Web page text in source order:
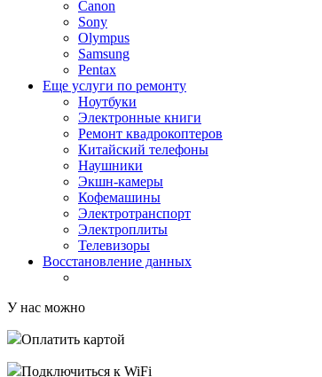
Canon
Sony
Olympus
Samsung
Pentax
Еще услуги по ремонту
Ноутбуки
Электронные книги
Ремонт квадрокоптеров
Китайский телефоны
Наушники
Экшн-камеры
Кофемашины
Электротранспорт
Электроплиты
Телевизоры
Восстановление данных
У нас можно
Оплатить картой
Подключиться к WiFi